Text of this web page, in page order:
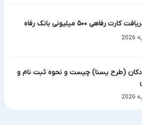
رفاهی ۵۰۰ میلیونی بانک رفاه
(طرح یسنا) چیست و نحوه ثبت نام و